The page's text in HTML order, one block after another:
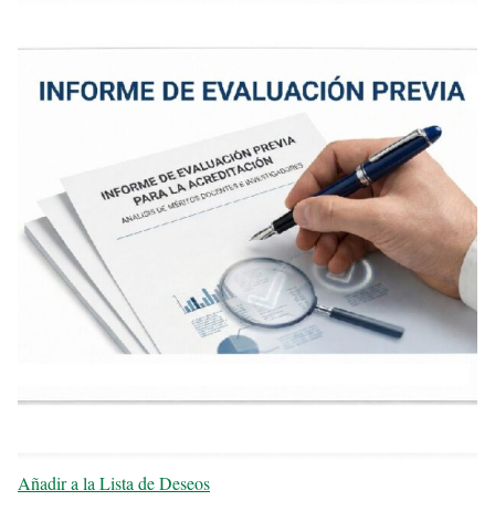
Añadir a la Lista de Deseos